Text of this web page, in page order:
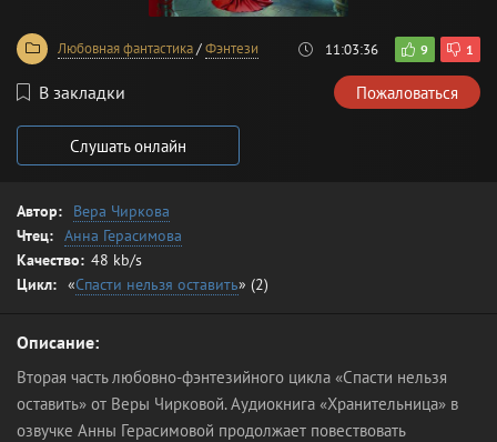
Любовная фантастика/Фэнтези 11:03:36 9 1
В закладки Пожаловаться
Слушать онлайн
Автор:
Вера Чиркова
Чтец: Анна Герасимова
Качество: 48 kb/s
Цикл: «Спасти нельзя оставить» (2)
Описание:
Вторая часть любовно-фэнтезийного цикла «Спасти нельзя
оставить» от Веры Чирковой. Аудиокнига «Хранительница» в
озвучке Анны Герасимовой продолжает повествовать